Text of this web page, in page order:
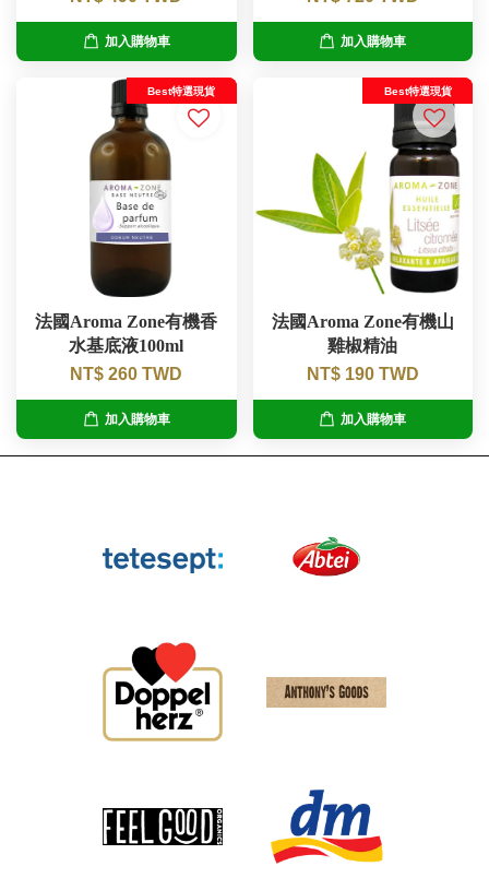
加入購物車 加入購物車
Best特選現貨
法國Aroma Zone有機香
水基底液100ml
NT$ 260 TWD
加入購物車
Best特選現貨
法國Aroma Zone有機山
雞椒精油
NT$ 190 TWD
加入購物車